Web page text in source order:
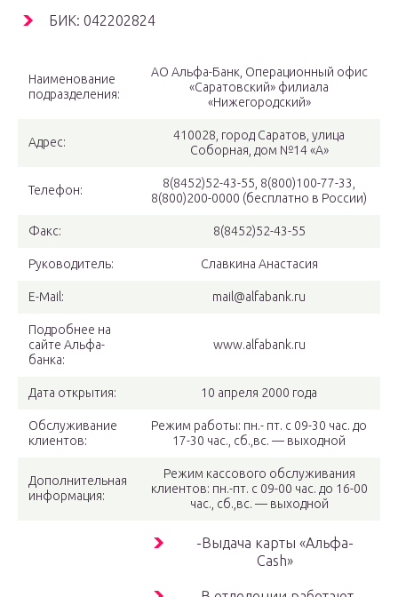
БИК: 042202824
Наименование
подразделения:
АО Альфа-Банк, Операционный офис
«Саратовский» филиала
«Нижегородский»
Адрес:
410028, город Саратов, улица
Соборная, дом №14 «А»
Телефон:
8(8452)52-43-55, 8(800)100-77-33,
8(800)200-0000 (бесплатно в России)
Факс: 8(8452)52-43-55
Руководитель: Славкина Анастасия
E-Mail: mail@alfabank.ru
Подробнее на
сайте Альфа-
банка:
www.alfabank.ru
Дата открытия: 10 апреля 2000 года
Обслуживание
клиентов:
Режим работы: пн.- пт. с 09-30 час. до
17-30 час., сб.,вс. — выходной
Дополнительная
информация:
Режим кассового обслуживания
клиентов: пн.-пт. с 09-00 час. до 16-00
час., сб.,вс. — выходной
-Выдача карты «Альфа-
Cash»